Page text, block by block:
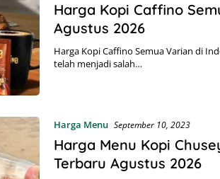
Harga Kopi Caffino
Agustus 2026
Harga Kopi Caffino Semua Varian di
telah menjadi salah…
Harga Menu September 10, 2023
Harga Menu Kopi
Terbaru Agustus 2026